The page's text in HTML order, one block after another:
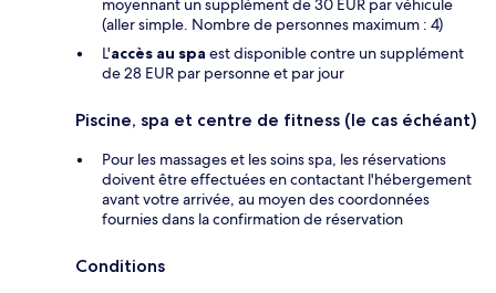
moyennant un supplément de 30 EUR par véhicule
(aller simple. Nombre de personnes maximum : 4)
L'accès au spa est disponible contre un supplément
de 28 EUR par personne et par jour
Piscine, spa et centre de fitness (le cas échéant)
Pour les massages et les soins spa, les réservations
doivent être effectuées en contactant l'hébergement
avant votre arrivée, au moyen des coordonnées
fournies dans la confirmation de réservation
Conditions